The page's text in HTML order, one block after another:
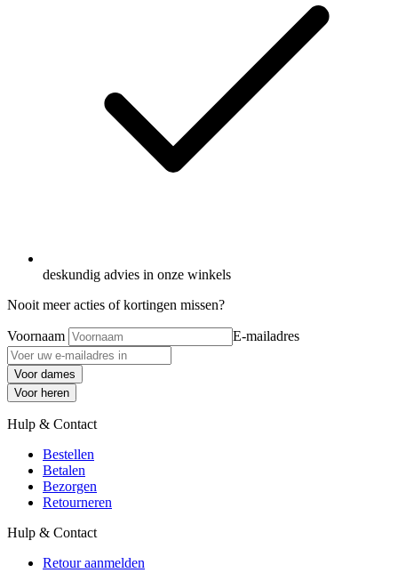
deskundig advies in onze winkels
Nooit meer acties of kortingen missen?
Voornaam E-mailadres
Voor dames
Voor heren
Hulp & Contact
Bestellen
Betalen
Bezorgen
Retourneren
Hulp & Contact
Retour aanmelden